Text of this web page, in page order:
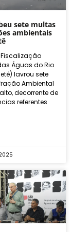
sete multas
ambientais
Fiscalização
Águas do Rio
lavrou sete
Ambiental
decorrente de
referentes